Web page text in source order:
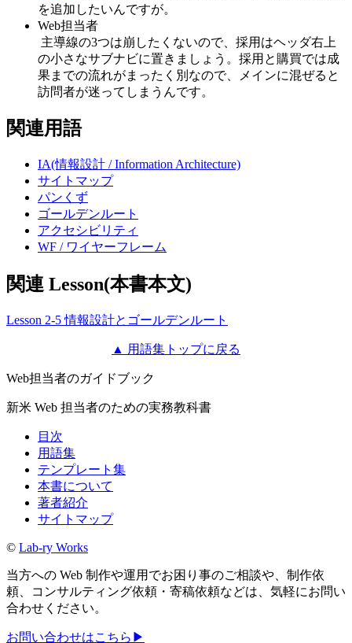
を追加したいんですが。
Web担当者
主導線の3つは崩したくないので、採用はヘッダ右上
の小さなサブナビに置きましょう。採用と購買では成
果までの流れがまったく別なので、メインに混ぜると
訪問者が迷ってしまうんです。
関連用語
IA(情報設計 / Information Architecture)
サイトマップ
パンくず
ゴールデンルート
アクセシビリティ
WF / ワイヤーフレーム
関連 Lesson(本書本文)
Lesson 2-5 情報設計とゴールデンルート
▲ 用語集トップに戻る
Web担当者のガイドブック
新米 Web 担当者のための実務教科書
目次
用語集
テンプレート集
本書について
著者紹介
サイトマップ
© Lab-ry Works
当方への Web 制作や運用でお困り事のご相談や、制作依
頼、コンサルティング依頼・寄稿依頼などは、気軽にお問い
合わせください。
お問い合わせはこちら ▶